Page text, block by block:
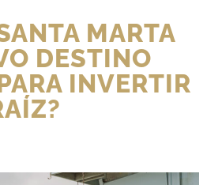
MARTA
DESTINO
INVERTIR